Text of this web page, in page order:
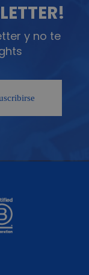
y no te